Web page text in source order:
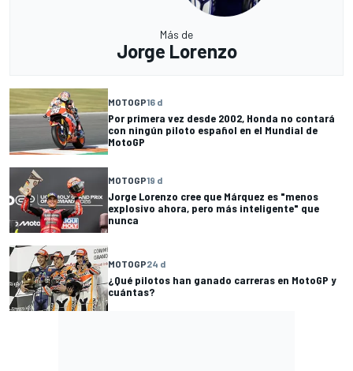
Más de
Jorge Lorenzo
MOTOGP16 d
Por primera vez desde 2002, Honda no contará
con ningún piloto español en el Mundial de
MotoGP
MOTOGP19 d
Jorge Lorenzo cree que Márquez es "menos
explosivo ahora, pero más inteligente" que
nunca
MOTOGP24 d
¿Qué pilotos han ganado carreras en MotoGP y
cuántas?